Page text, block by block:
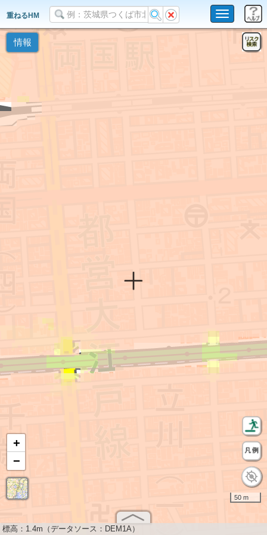
Toggle
navigation
重ねるHM
情報
+
−
50 m
標高： 1.4m（データソース：DEM1A）